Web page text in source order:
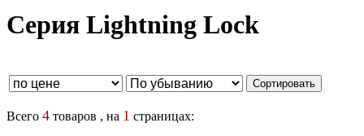
Серия Lightning Lock
Всего 4 товаров , на 1 страницах: